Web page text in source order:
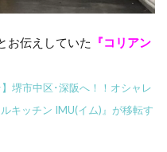
お伝えしていた
『コリアン
堺市中区･深阪へ！！オシャレ
キッチン IMU(イム)』が移転す